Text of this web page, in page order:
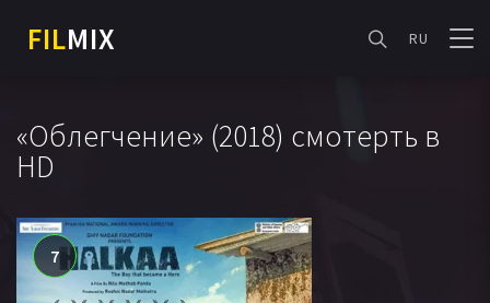
FILMIX RU
«Облегчение» (2018) смотерть в
HD
7